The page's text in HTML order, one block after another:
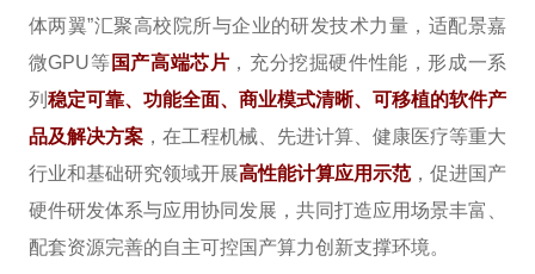
体两翼”汇聚高校院所与企业的研发技术力量，适配景嘉
微GPU等 国产高端芯片 ，充分挖掘硬件性能，形成一系
列 稳定可靠、功能全面、商业模式清晰、可移植的软件产
品及解决方案，在工程机械、先进计算、健康医疗等重大
行业和基础研究领域开展高性能计算应用示范，促进国产
硬件研发体系与应用协同发展，共同打造应用场景丰富、
配套资源完善的自主可控国产算力创新支撑环境。